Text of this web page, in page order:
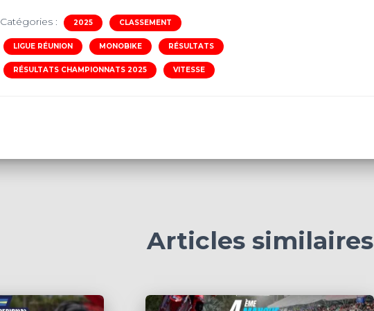
Catégories : 2025 CLASSEMENT
LIGUE RÉUNION MONOBIKE RÉSULTATS
RÉSULTATS CHAMPIONNATS 2025 VITESSE
Articles similaires